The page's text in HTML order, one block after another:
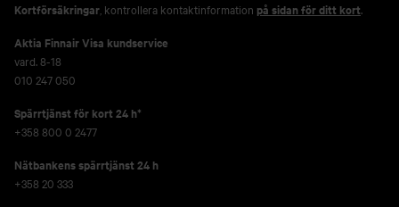
Kortförsäkringar , kontrollera kontaktinformation på sidan för ditt kort.
Aktia Finnair Visa kundservice
vard. 8-18
010 247 050
Spärrtjänst för kort 24 h*
+358 800 0 2477
Nätbankens spärrtjänst 24 h
+358 20 333